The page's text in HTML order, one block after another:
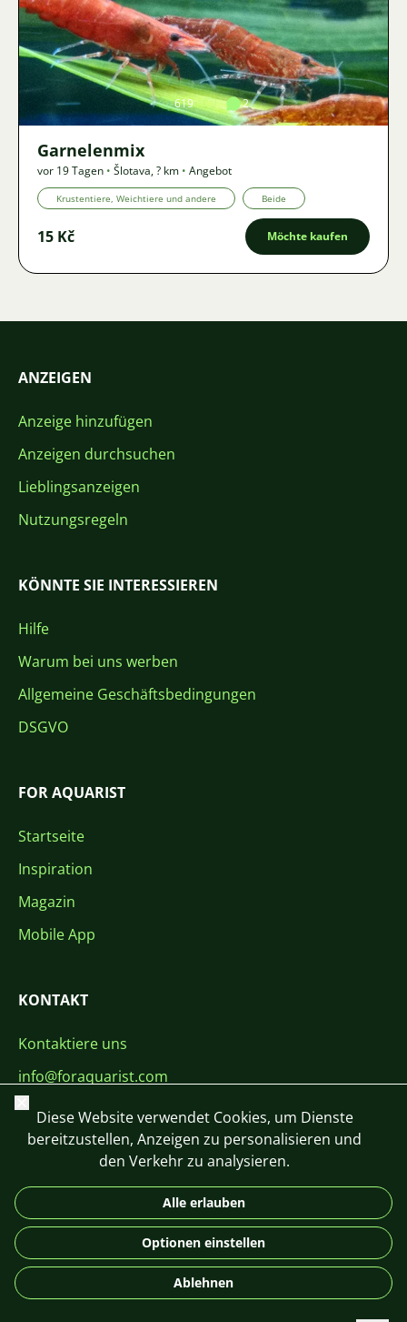
Bild
619 2
Garnelenmix
vor 19 Tagen • Šlotava,? km • Angebot
Krustentiere, Weichtiere und andere Beide
15 Kč Möchte kaufen
ANZEIGEN
Anzeige hinzufügen
Anzeigen durchsuchen
Lieblingsanzeigen
Nutzungsregeln
KÖNNTE SIE INTERESSIEREN
Hilfe
Warum bei uns werben
Allgemeine Geschäftsbedingungen
DSGVO
FOR AQUARIST
Startseite
Inspiration
Magazin
Mobile App
KONTAKT
Kontaktiere uns
info@foraquarist.com
+420 603 449 602
DE
© 2026 For Aquarist
Schließen
Diese Website verwendet Cookies, um Dienste
bereitzustellen, Anzeigen zu personalisieren und
den Verkehr zu analysieren.
Alle erlauben
Optionen einstellen
Ablehnen